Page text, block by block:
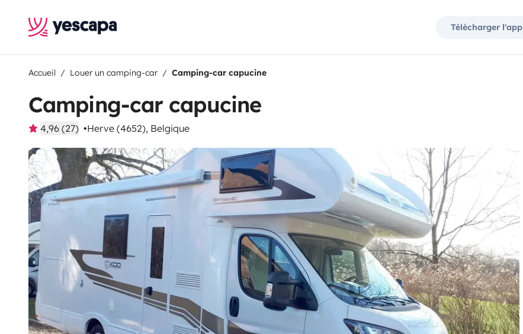
Télécharger l'app
Accueil Louer un camping-car Camping-car capucine
Camping-car capucine
4,96 (27) Herve (4652), Belgique